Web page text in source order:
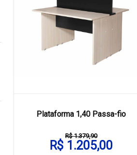
Plataforma 1,40 Passa-fio
R$ 1.379,90
R$ 1.205,00